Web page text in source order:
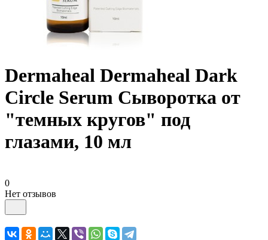
Dermaheal Dermaheal Dark
Circle Serum Сыворотка от
"темных кругов" под
глазами, 10 мл
0
Нет отзывов